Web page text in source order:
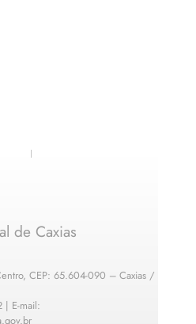
de Caxias
CEP: 65.604-090 – Caxias /
| E-mail: